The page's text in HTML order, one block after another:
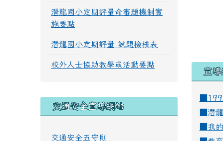
宣導
潛
我
潛龍國小定期評量命審題機制實
施要點
潛龍國小定期評量 試題檢核表
校外人士協助教學或活動要點
交通安全宣導網站
交通安全五守則